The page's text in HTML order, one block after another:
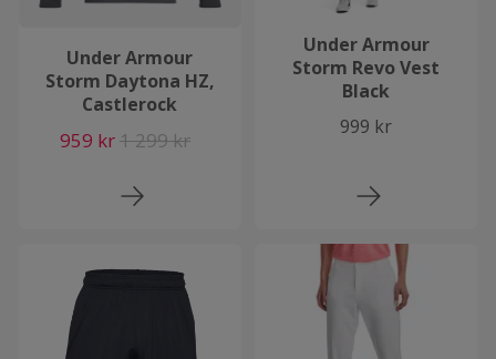
Under Armour
Storm Daytona HZ,
Castlerock
959 kr1 299 kr
Under Armour
Storm Revo Vest
Black
999 kr